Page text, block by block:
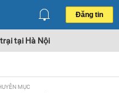
Đăng tin
tại Hà Nội
MỤC